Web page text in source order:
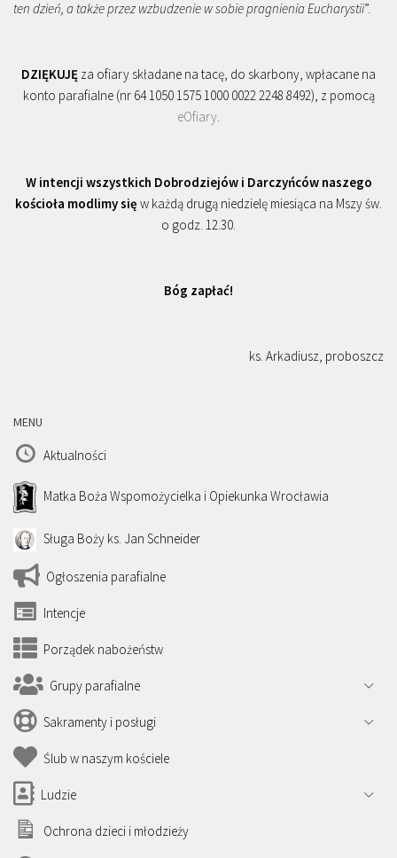
ten dzień, a także przez wzbudzenie w sobie pragnienia Eucharystii”.
DZIĘKUJĘ za ofiary składane na tacę, do skarbony, wpłacane na
konto parafialne (nr 64 1050 1575 1000 0022 2248 8492), z pomocą
eOfiary
W intencji wszystkich Dobrodziejów i Darczyńców naszego
kościoła modlimy się w każdą drugą niedzielę miesiąca na Mszy św.
o godz. 12.30.
Bóg zapłać!
ks. Arkadiusz, proboszcz
MENU
Aktualności
Matka Boża Wspomożycielka i Opiekunka Wrocławia
Sługa Boży ks. Jan Schneider
Ogłoszenia parafialne
Intencje
Porządek nabożeństw
Grupy parafialne
Sakramenty i posługi
Ślub w naszym kościele
Ludzie
Ochrona dzieci i młodzieży